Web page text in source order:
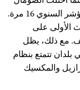
المرتبة الثانية وقد ظهرت على هذا المؤشر السنوي 16 مرة.
الأولى على
مع ذلك، يظل
تتمتع بنظام
والمكسيك